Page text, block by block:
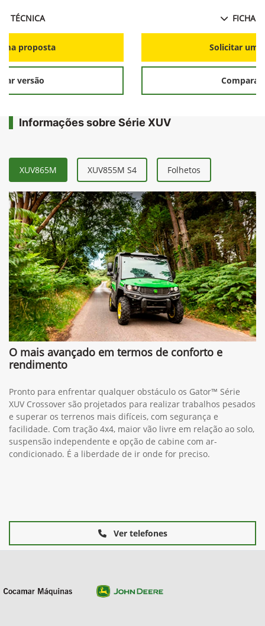
TÉCNICA
proposta
versão
FICHA
Solicitar
Comparar
Informações sobre Série XUV
XUV865M XUV855M S4 Folhetos
O mais avançado em termos de conforto e
rendimento
Pronto para enfrentar qualquer obstáculo os Gator™ Série
XUV Crossover são projetados para realizar trabalhos pesados
e superar os terrenos mais difíceis, com segurança e
facilidade. Com tração 4x4, maior vão livre em relação ao solo,
suspensão independente e opção de cabine com ar-
condicionado. É a liberdade de ir onde for preciso.
Ver telefones